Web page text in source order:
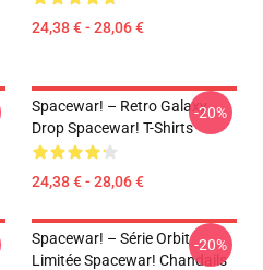
24,38 € - 28,06 €
Spacewar! – Retro Galaxy
Drop Spacewar! T-Shirts
24,38 € - 28,06 €
-20%
Spacewar! – Série Orbit
Limitée Spacewar! Chandails
-20%